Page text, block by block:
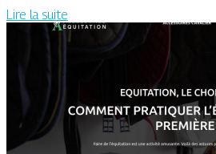
Lire la suite